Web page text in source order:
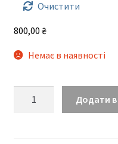
Очистити
800,00 ₴
Немає в наявності
Додати